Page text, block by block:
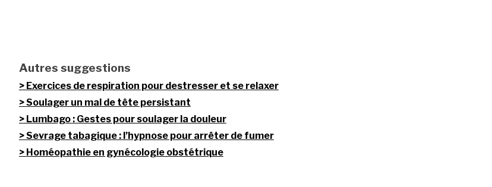
Autres suggestions
Exercices de respiration pour destresser et se relaxer
Soulager un mal de tête persistant
Lumbago : Gestes pour soulager la douleur
Sevrage tabagique : l’hypnose pour arrêter de fumer
Homéopathie en gynécologie obstétrique